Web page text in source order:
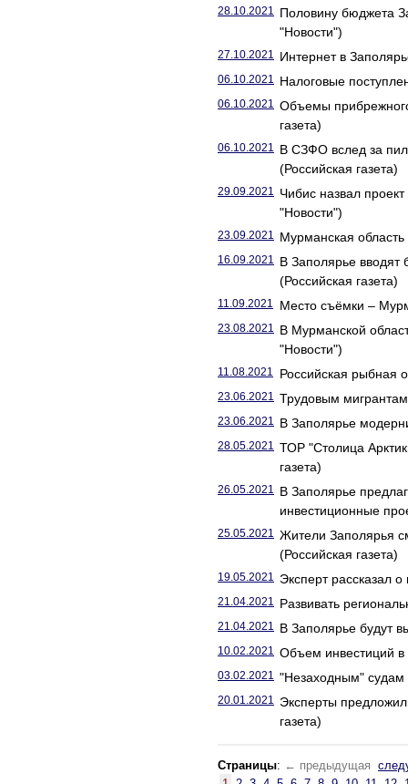
28.10.2021 Половину бюджета
"Новости")
27.10.2021 Интернет в
06.10.2021 Налоговые
06.10.2021 Объемы
газета)
06.10.2021 В СЗФО вслед за
(Российская газета)
29.09.2021 Чибис назвал
"Новости")
23.09.2021 Мурманская область
16.09.2021 В Заполярье вводят
(Российская газета)
11.09.2021 Место съёмки –
23.08.2021 В Мурманской
"Новости")
11.08.2021 Российская рыбная
23.06.2021 Трудовым мигрантам
23.06.2021 В Заполярье
28.05.2021 ТОР "Столица
газета)
26.05.2021 В Заполярье
инвестиционные
25.05.2021 Жители Заполярья
(Российская газета)
19.05.2021 Эксперт рассказал
21.04.2021 Развивать
21.04.2021 В Заполярье будут
10.02.2021 Объем инвестиций в
03.02.2021 "Незаходным" судам
20.01.2021 Эксперты
газета)
Страницы: ← предыдущая